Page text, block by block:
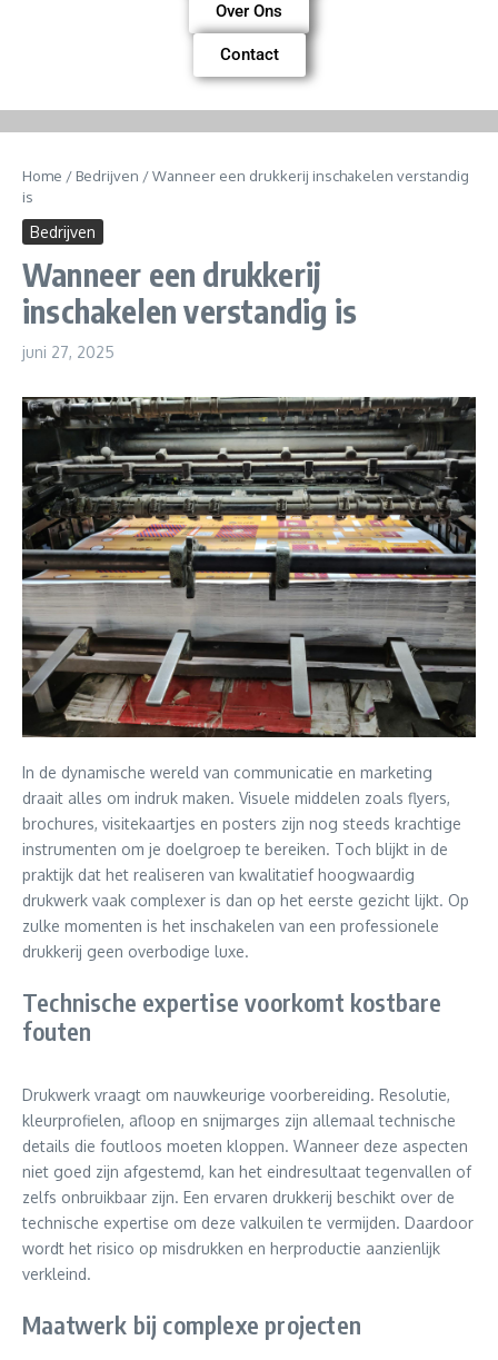
Over Ons
Contact
Home / Bedrijven /Wanneer een drukkerij inschakelen verstandig
is
Bedrijven
Wanneer een drukkerij
inschakelen verstandig is
juni 27, 2025
In de dynamische wereld van communicatie en marketing
draait alles om indruk maken. Visuele middelen zoals flyers,
brochures, visitekaartjes en posters zijn nog steeds krachtige
instrumenten om je doelgroep te bereiken. Toch blijkt in de
praktijk dat het realiseren van kwalitatief hoogwaardig
drukwerk vaak complexer is dan op het eerste gezicht lijkt. Op
zulke momenten is het inschakelen van een professionele
drukkerij geen overbodige luxe.
Technische expertise voorkomt kostbare
fouten
Drukwerk vraagt om nauwkeurige voorbereiding. Resolutie,
kleurprofielen, afloop en snijmarges zijn allemaal technische
details die foutloos moeten kloppen. Wanneer deze aspecten
niet goed zijn afgestemd, kan het eindresultaat tegenvallen of
zelfs onbruikbaar zijn. Een ervaren drukkerij beschikt over de
technische expertise om deze valkuilen te vermijden. Daardoor
wordt het risico op misdrukken en herproductie aanzienlijk
verkleind.
Maatwerk bij complexe projecten